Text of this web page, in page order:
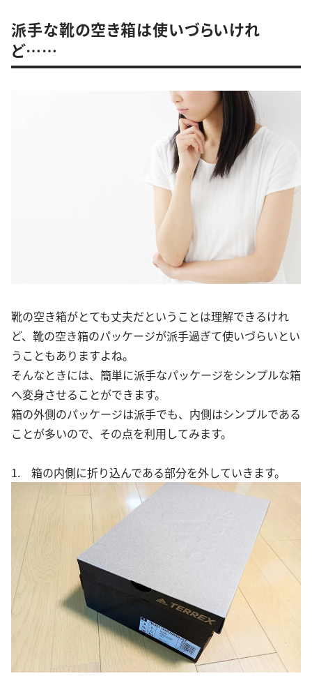
派手な靴の空き箱は使いづらいけれ
ど……
靴の空き箱がとても丈夫だということは理解できるけれ
ど、靴の空き箱のパッケージが派手過ぎて使いづらいとい
うこともありますよね。
そんなときには、簡単に派手なパッケージをシンプルな箱
へ変身させることができます。
箱の外側のパッケージは派手でも、内側はシンプルである
ことが多いので、その点を利用してみます。
1. 箱の内側に折り込んである部分を外していきます。